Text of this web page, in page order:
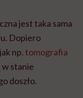
jest taka sama
Dopiero
np.tomografia
w stanie
doszło.